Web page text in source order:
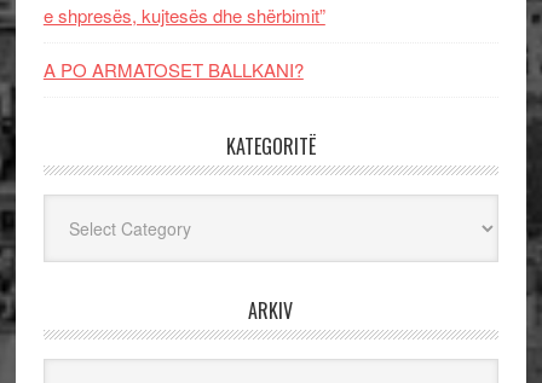
e shpresës, kujtesës dhe shërbimit”
A PO ARMATOSET BALLKANI?
KATEGORITË
ARKIV